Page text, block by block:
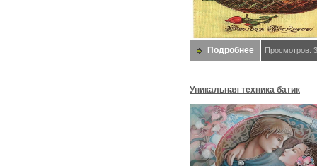
Подробнее Просмотров:
Уникальная техника батик